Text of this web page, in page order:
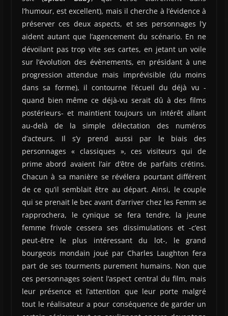
l’humour, est excellent), mais il cherche à l’évidence à
préserver ces deux aspects, et ses personnages l’y
aident autant que l’agencement du scénario. En ne
dévoilant pas trop vite ses cartes, en jetant un voile
sur l’évolution des évènements, en présidant à une
progression attendue mais imprévisible (du moins
dans sa forme), il contourne l’écueil du déjà vu -
quand bien même ce déjà-vu serait dû à des films
postérieurs- et maintient toujours un intérêt allant
au-delà de la simple délectation des numéros
d’acteurs. Il s’y prend aussi par le biais des
personnages « classiques », ces visiteurs qui de
prime abord avaient l’air d’être de parfaits crétins.
Chacun à sa manière se révélera pourtant différent
de ce qu’il semblait être au départ. Ainsi, le couple
qui se prenait le bec avant d’arriver chez les Femm se
rapprochera, le cynique se fera tendre, la jeune
femme frivole cessera ses dissimulations et -c’est
peut-être le plus intéressant du lot-, le grand
bourgeois mondain joué par Charles Laughton fera
part de ses tourments purement humains. Non que
ces personnages soient l’aspect central du film, mais
leur présence et l’attention que leur porte malgré
tout le réalisateur a pour conséquence de garder un